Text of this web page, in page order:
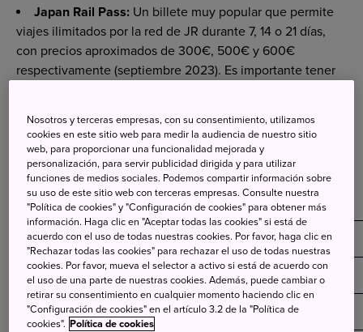
Japan Rail Pass: Un billete muy popular que permite
viajes ilimitados por la red de JR durante 7, 14 o 21 días,
con precios aproximados de 300€, 500€ y 600€
respectivamente (septiembre 2023). Es importante tener
Puedes encontrar información en su web oficial:
japanrailpass.net.
Prices
Type Green Ordinary
Duration Adult Child Adult Child
7-day ¥70,000 ¥35,000 ¥50,000
Nosotros y terceras empresas, con su consentimiento, utilizamos
cookies en este sitio web para medir la audiencia de nuestro sitio
web, para proporcionar una funcionalidad mejorada y
personalización, para servir publicidad dirigida y para utilizar
funciones de medios sociales. Podemos compartir información sobre
su uso de este sitio web con terceras empresas. Consulte nuestra
"Política de cookies" y "Configuración de cookies" para obtener más
información. Haga clic en "Aceptar todas las cookies" si está de
acuerdo con el uso de todas nuestras cookies. Por favor, haga clic en
"Rechazar todas las cookies" para rechazar el uso de todas nuestras
cookies. Por favor, mueva el selector a activo si está de acuerdo con
el uso de una parte de nuestras cookies. Además, puede cambiar o
retirar su consentimiento en cualquier momento haciendo clic en
"Configuración de cookies" en el artículo 3.2 de la "Política de
cookies". Política de cookies